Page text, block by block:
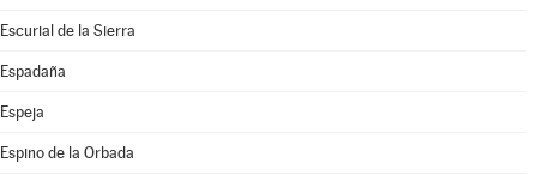
Escurial de la Sierra
Espadaña
Espeja
Espino de la Orbada